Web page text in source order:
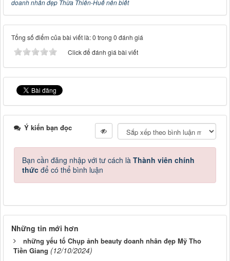
doanh nhân đẹp Thừa Thiên-Huế nên biết
Tổng số điểm của bài viết là: 0 trong 0 đánh giá
Click để đánh giá bài viết
Ý kiến bạn đọc
Bạn cần đăng nhập với tư cách là Thành viên chính
thức để có thể bình luận
Những tin mới hơn
những yếu tố Chụp ảnh beauty doanh nhân đẹp Mỹ Tho
Tiền Giang (12/10/2024)